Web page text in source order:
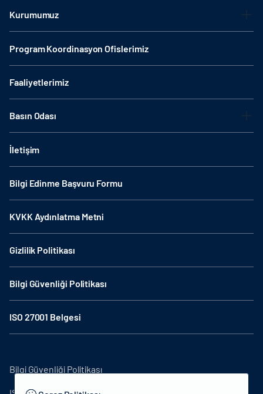
Kurumumuz
Program Koordinasyon Ofislerimiz
Faaliyetlerimiz
Basın Odası
İletişim
Bilgi Edinme Başvuru Formu
KVKK Aydınlatma Metni
Gizlilik Politikası
Bilgi Güvenliği Politikası
ISO 27001 Belgesi
Bilgi Güvenliği Politikası